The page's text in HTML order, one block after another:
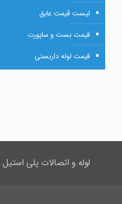
لیست قیمت عایق
قیمت بست و ساپورت
قیمت لوله داربستی
لوله و اتصالات پلی استیل